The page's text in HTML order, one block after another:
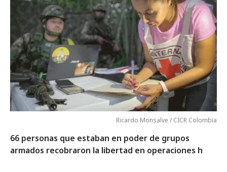
Ricardo Monsalve / CICR Colombia
66 personas que estaban en poder de grupos
armados recobraron la libertad en operaciones h